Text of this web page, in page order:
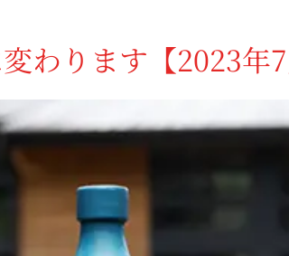
わります【2023年7